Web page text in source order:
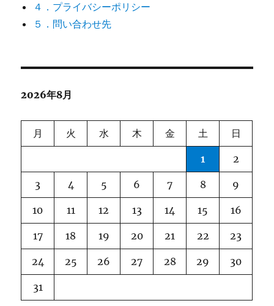
４．プライバシーポリシー
５．問い合わせ先
2026年8月
月 火 水 木 金 土 日
1 2
3 4 5 6 7 8 9
10 11 12 13 14 15 16
17 18 19 20 21 22 23
24 25 26 27 28 29 30
31